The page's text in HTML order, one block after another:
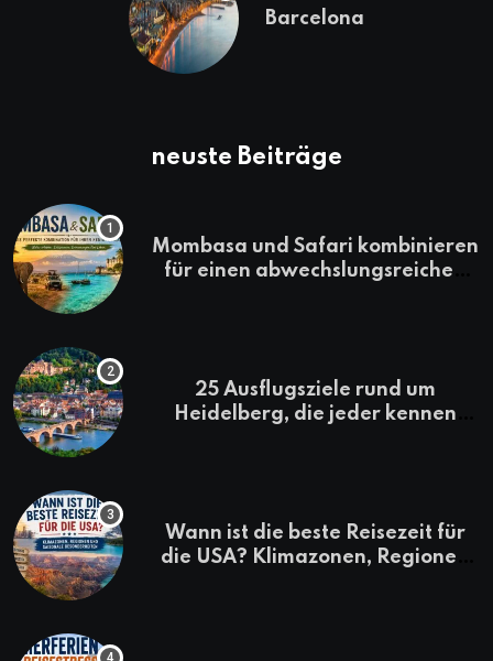
Barcelona
neuste Beiträge
Mombasa und Safari kombinieren
für einen abwechslungsreichen
25 Ausflugsziele rund um
Heidelberg, die jeder kennen
Wann ist die beste Reisezeit für
die USA? Klimazonen, Regionen